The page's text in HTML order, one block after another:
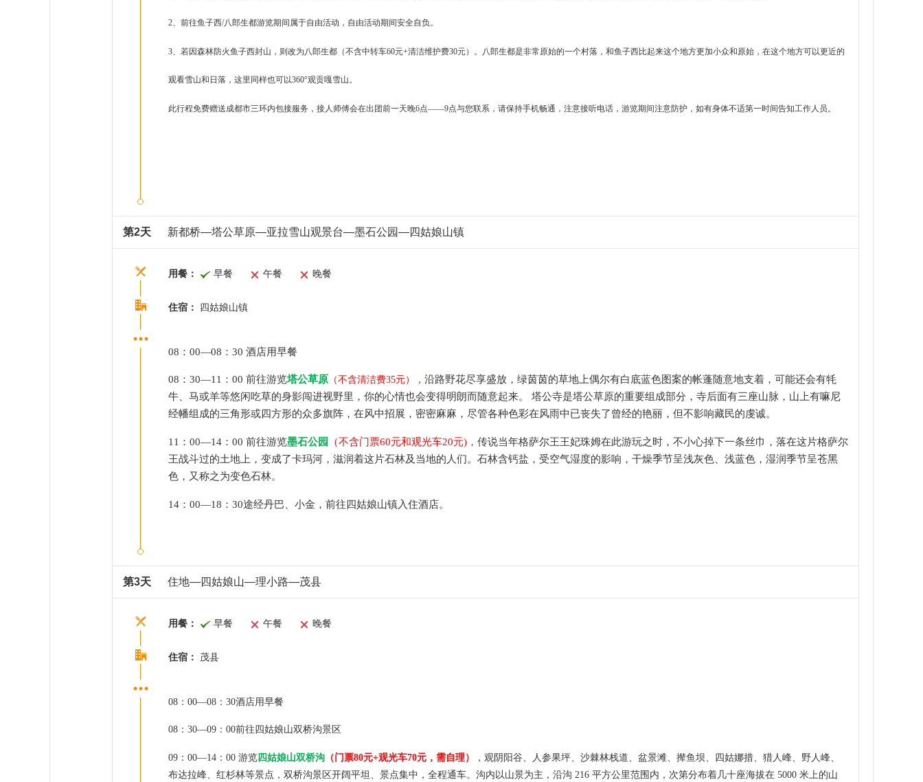
2、前往鱼子西/八郎生都游览期间属于自由活动，自由活动期间安全自负。
3、若因森林防火鱼子西封山，则改为八郎生都（不含中转车60元+清洁维护费30元）。八郎生都是非常原始的一个村落，和鱼子西比起来这个地方更加小众和原始，在这个地方可以更近的
观看雪山和日落，这里同样也可以360°观贡嘎雪山。
此行程免费赠送成都市三环内包接服务，接人师傅会在出团前一天晚6点——9点与您联系，请保持手机畅通，注意接听电话，游览期间注意防护，如有身体不适第一时间告知工作人员。
第2天 新都桥—塔公草原—亚拉雪山观景台—墨石公园—四姑娘山镇
用餐： 早餐 午餐 晚餐
住宿： 四姑娘山镇
08 ： 00—08 ： 30 酒店用早餐
08 ： 30—11 ： 00 前往游览塔公草原 （不含清洁费35元） ， 沿路野花尽享盛放，绿茵茵的草地上偶尔有白底蓝色图案的帐蓬随意地支着，可能还会有牦
牛、马或羊等悠闲吃草的身影闯进视野里，你的心情也会变得明朗而随意起来。
塔公寺是塔公草原的重要组成部分，寺后面有三座山脉，山上有嘛尼
经幡组成的三角形或四方形的众多旗阵，在风中招展，密密麻麻，尽管各种色彩在风雨中已丧失了曾经的艳丽，但不影响藏民的虔诚。
11 ： 00—14 ：00 前往游览墨石公园 （不含门票60元和观光车20元) ， 传说当年格萨尔王王妃珠姆在此游玩之时，不小心掉下一条丝巾，落在这片格萨尔
王战斗过的土地上，变成了卡玛河，滋润着这片石林及当地的人们。石林含钙盐，受空气湿度的影响，干燥季节呈浅灰色、浅蓝色，湿润季节呈苍黑
色，又称之为变色石林。
14 ： 00—18：30途经丹巴、小金，前往四姑娘山镇入住酒店。
第3天 住地—四姑娘山—理小路—茂县
用餐： 早餐 午餐 晚餐
住宿： 茂县
08：00—08：30酒店用早餐
08：30—09：00前往四姑娘山双桥沟景区
09：00—14：00 游览 四姑娘山双桥沟 （门票80元+观光车70元， 需自理）
，观阴阳谷、人参果坪、沙棘林栈道、盆景滩、撵鱼坝、四姑娜措、猎人峰、野人峰、
布达拉峰、红杉林等景点，双桥沟景区开阔平坦、景点集中，全程通车。沟内以山景为主，沿沟 216 平方公里范围内，次第分布着几十座海拔在 5000 米上的山